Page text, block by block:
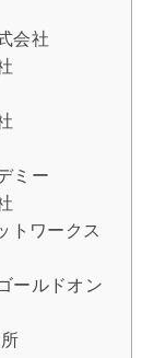
会社
ミー
トワークス
ールドオン